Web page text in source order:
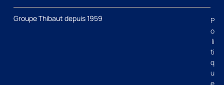
Groupe Thibaut depuis 1959
P
o
li
ti
q
u